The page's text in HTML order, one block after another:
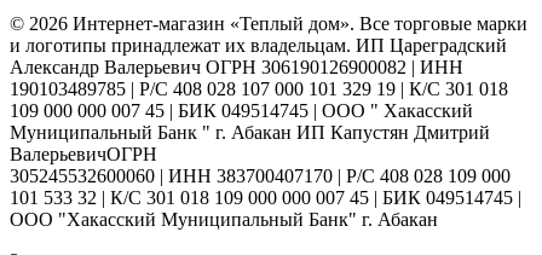
© 2026 Интернет-магазин «Теплый дом». Все торговые марки
и логотипы принадлежат их владельцам. ИП Цареградский
Александр Валерьевич ОГРН 306190126900082 | ИНН
190103489785 | Р/С 408 028 107 000 101 329 19 | К/С 301 018
109 000 000 007 45 | БИК 049514745 | ООО " Хакасский
Муниципальный Банк " г. Абакан ИП Капустян Дмитрий
ВалерьевичОГРН
305245532600060 | ИНН 383700407170 | Р/С 408 028 109 000
101 533 32 | К/С 301 018 109 000 000 007 45 | БИК 049514745 |
ООО "Хакасский Муниципальный Банк" г. Абакан